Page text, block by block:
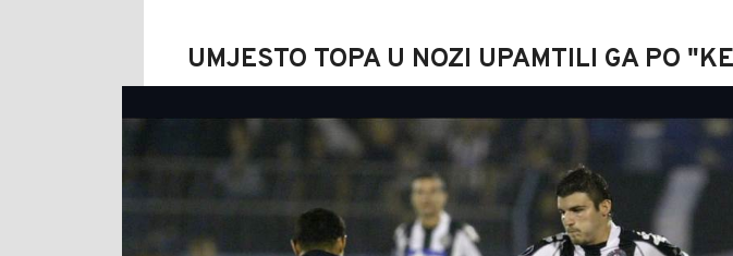
UMJESTO TOPA U NOZI UPAMTILI GA PO